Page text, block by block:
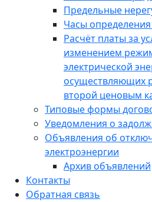
Предельные
Часы
Расчёт платы за
изменением
электрической
осуществляющих
второй ценовым
Типовые формы
Уведомления о
Объявления об
электроэнергии
Архив объявлений
Контакты
Обратная связь